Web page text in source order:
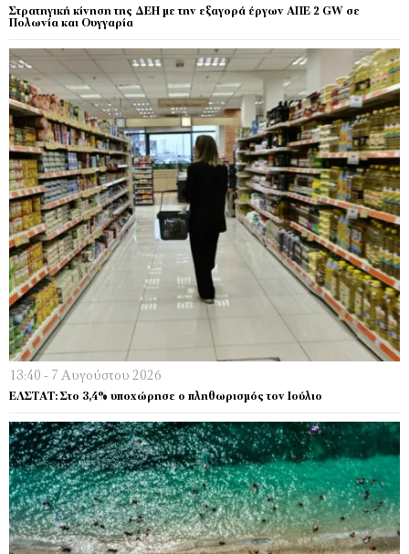
Στρατηγική κίνηση της ΔΕΗ με την εξαγορά έργων ΑΠΕ 2 GW σε
Πολωνία και Ουγγαρία
13:40 - 7 Αυγούστου 2026
EΛΣΤΑΤ: Στο 3,4% υποχώρησε ο πληθωρισμός τον Ιούλιο